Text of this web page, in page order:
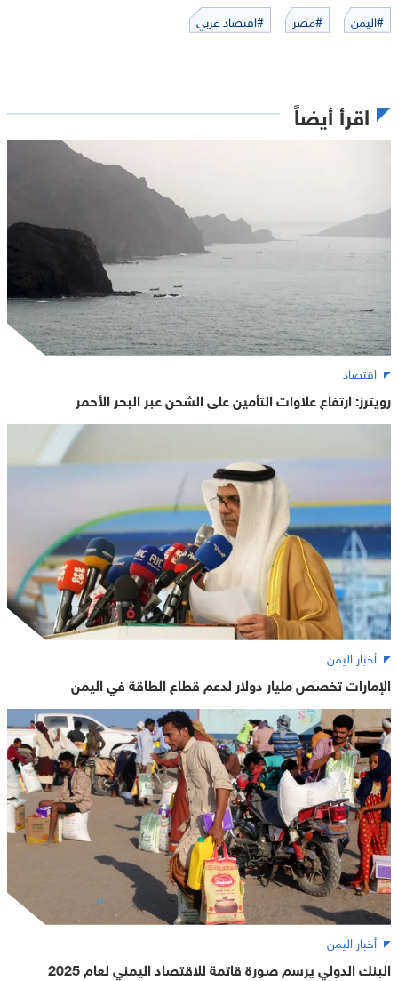
#اليمن #مصر #اقتصاد عربي
اقرأ أيضاً
اقتصاد
رويترز: ارتفاع علاوات التأمين على الشحن عبر البحر الأحمر
أخبار اليمن
الإمارات تخصص مليار دولار لدعم قطاع الطاقة في اليمن
أخبار اليمن
البنك الدولي يرسم صورة قاتمة للاقتصاد اليمني لعام 2025